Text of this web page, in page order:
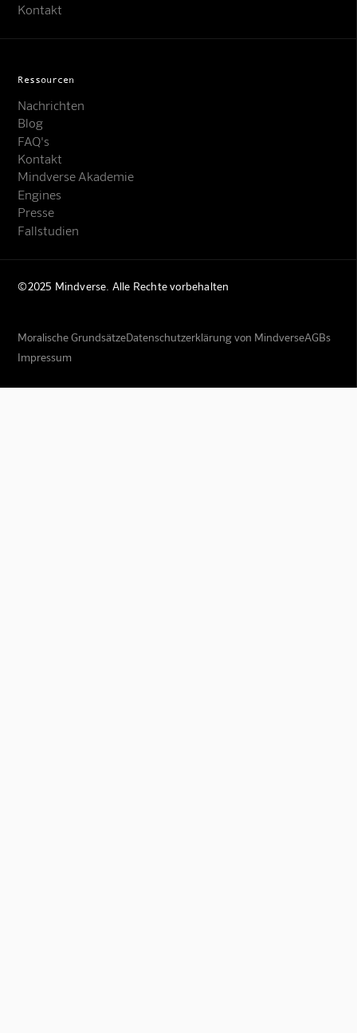
Kontakt
Ressourcen
Nachrichten
Blog
FAQ's
Kontakt
Mindverse Akademie
Engines
Presse
Fallstudien
©2025 Mindverse. Alle Rechte vorbehalten
Moralische GrundsätzeDatenschutzerklärung von MindverseAGBs
Impressum